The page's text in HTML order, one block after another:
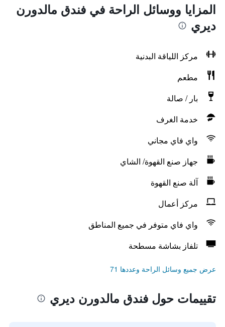
المزايا ووسائل الراحة في فندق مالدورن
ديري
مركز اللياقة البدنية
مطعم
بار / صالة
خدمة الغرف
واي فاي مجاني
جهاز صنع القهوة/ الشاي
آلة صنع القهوة
مركز أعمال
واي فاي متوفر في جميع المناطق
تلفاز بشاشة مسطحة
عرض جميع وسائل الراحة وعددها 71
تقييمات حول فندق مالدورن ديري